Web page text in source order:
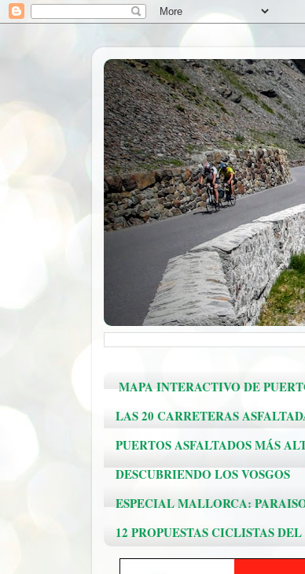
MAPA INTERACTIVO DE
LAS 20 CARRETERAS
PUERTOS ASFALTADOS MÁS
DESCUBRIENDO LOS VOSGOS
ESPECIAL MALLORCA:
12 PROPUESTAS CICLISTAS